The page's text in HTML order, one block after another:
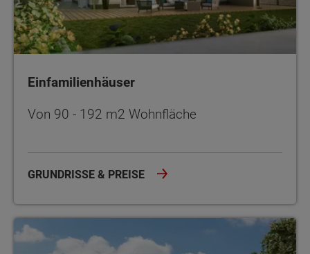
Einfamilienhäuser
Von 90 - 192 m2 Wohnfläche
GRUNDRISSE & PREISE
Stadthäuser